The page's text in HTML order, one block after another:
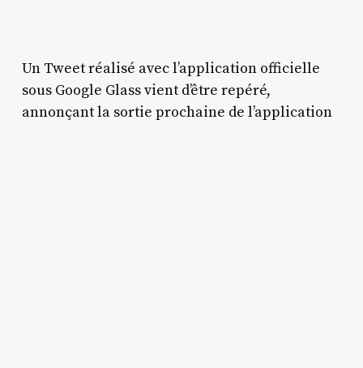
Un Tweet réalisé avec l’application officielle
sous Google Glass vient d’être repéré,
annonçant la sortie prochaine de l’application